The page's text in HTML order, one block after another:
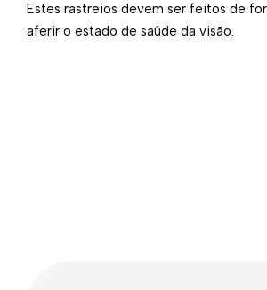
Estes rastreios devem ser feitos de
aferir o estado de saúde da visão.